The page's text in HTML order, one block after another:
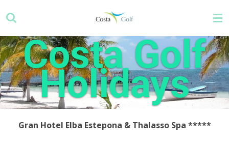
direct
naar
de
hoofdinhoud
Costa Golf
Holidays
Gran Hotel Elba Estepona & Thalasso Spa *****